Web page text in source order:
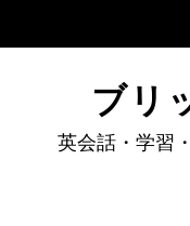
ブリ
英会話・学習